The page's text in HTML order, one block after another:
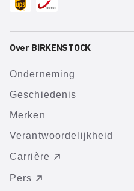
Over BIRKENSTOCK
Onderneming
Geschiedenis
Merken
Verantwoordelijkheid
Carrière
Pers